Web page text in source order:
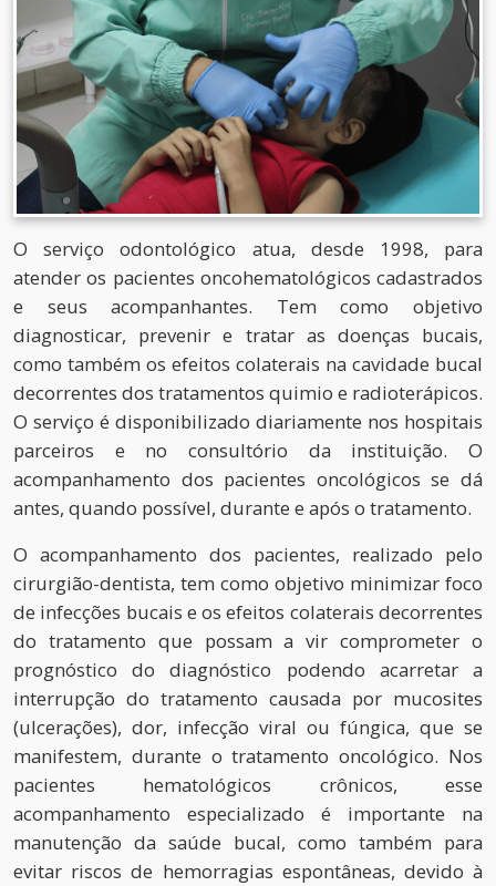
O serviço odontológico atua, desde 1998, para
atender os pacientes oncohematológicos cadastrados
e seus acompanhantes. Tem como objetivo
diagnosticar, prevenir e tratar as doenças bucais,
como também os efeitos colaterais na cavidade bucal
decorrentes dos tratamentos quimio e radioterápicos.
O serviço é disponibilizado diariamente nos hospitais
parceiros e no consultório da instituição. O
acompanhamento dos pacientes oncológicos se dá
antes, quando possível, durante e após o tratamento.
O acompanhamento dos pacientes, realizado pelo
cirurgião-dentista, tem como objetivo minimizar foco
de infecções bucais e os efeitos colaterais decorrentes
do tratamento que possam a vir comprometer o
prognóstico do diagnóstico podendo acarretar a
interrupção do tratamento causada por mucosites
(ulcerações), dor, infecção viral ou fúngica, que se
manifestem, durante o tratamento oncológico. Nos
pacientes hematológicos crônicos, esse
acompanhamento especializado é importante na
manutenção da saúde bucal, como também para
evitar riscos de hemorragias espontâneas, devido à